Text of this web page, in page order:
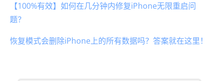
【100%有效】如何在几分钟内修复iPhone无限重启问
题？
恢复模式会删除iPhone上的所有数据吗？答案就在这里！